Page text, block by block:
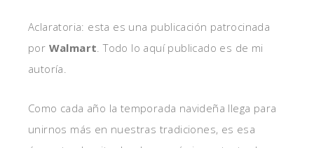
Aclaratoria: esta es una publicación patrocinada
por Walmart. Todo lo aquí publicado es de mi
autoría.
Como cada año la temporada navideña llega para
unirnos más en nuestras tradiciones, es esa